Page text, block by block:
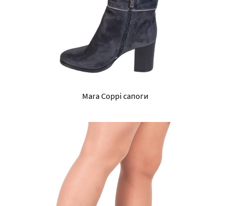
Mara Coppi сапоги